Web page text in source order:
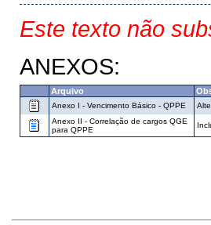
Este texto não
ANEXOS:
Arquivo
Anexo I - Vencimento Básico - QPPE
Anexo II - Correlação de cargos QGE
para QPPE